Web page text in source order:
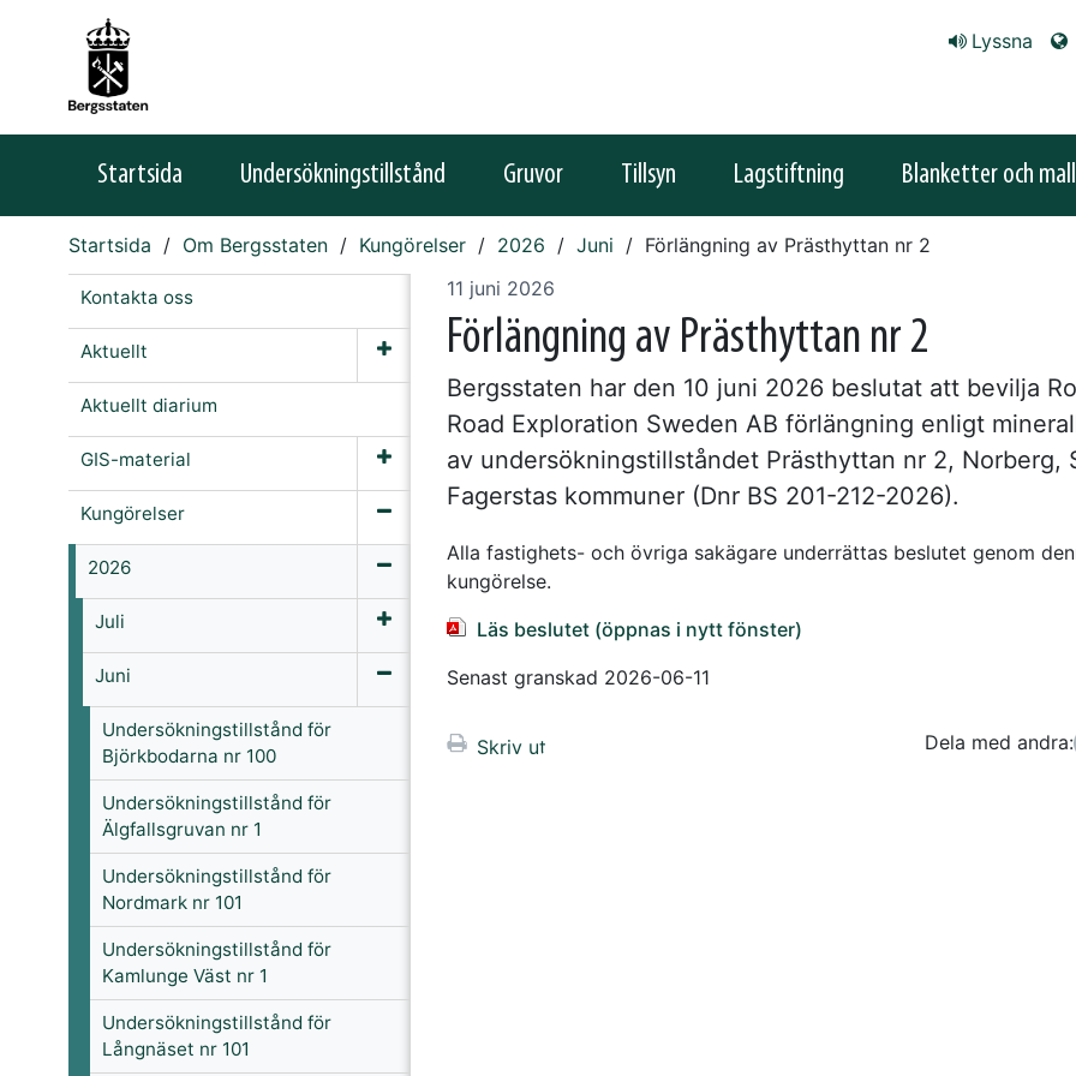
Lyssna
Startsida Undersökningstillstånd Gruvor Tillsyn Lagstiftning Blanketter och
Startsida Om Bergsstaten Kungörelser 2026 Juni Förlängning av Prästhyttan nr 2
Kontakta oss
Aktuellt
Aktuellt diarium
GIS-material
Kungörelser
2026
Juli
Juni
Undersökningstillstånd för
Björkbodarna nr 100
Undersökningstillstånd för
Älgfallsgruvan nr 1
Undersökningstillstånd för
Nordmark nr 101
Undersökningstillstånd för
Kamlunge Väst nr 1
Undersökningstillstånd för
Långnäset nr 101
11 juni 2026
Förlängning av Prästhyttan nr 2
Bergsstaten har den 10 juni 2026 beslutat att bevilja
Road Exploration Sweden AB förlängning enligt
av undersökningstillståndet Prästhyttan nr 2, Norberg,
Fagerstas kommuner (Dnr BS 201-212-2026).
Alla fastighets- och övriga sakägare underrättas beslutet genom
kungörelse.
Läs beslutet (öppnas i nytt fönster)
Senast granskad 2026-06-11
Skriv ut Dela med andra: